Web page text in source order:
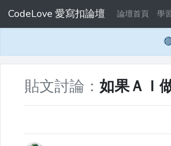
CodeLove 愛寫扣論壇 論壇首頁 學
貼文討論： 如果ＡＩ